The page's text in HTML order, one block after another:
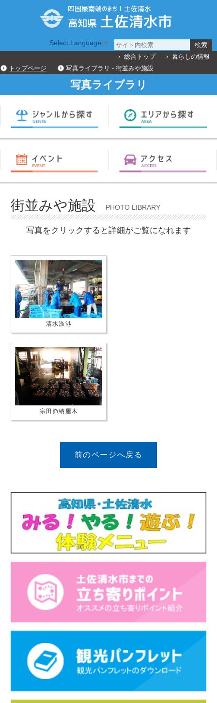
Select Language ▼
総合トップ
暮らしの情報
トップページ
写真ライブラリ - 街並みや施設
写真ライブラリ
街並みや施設 PHOTO LIBRARY
写真をクリックすると詳細がご覧になれます
清水漁港
宗田節納屋木
前のページへ戻る